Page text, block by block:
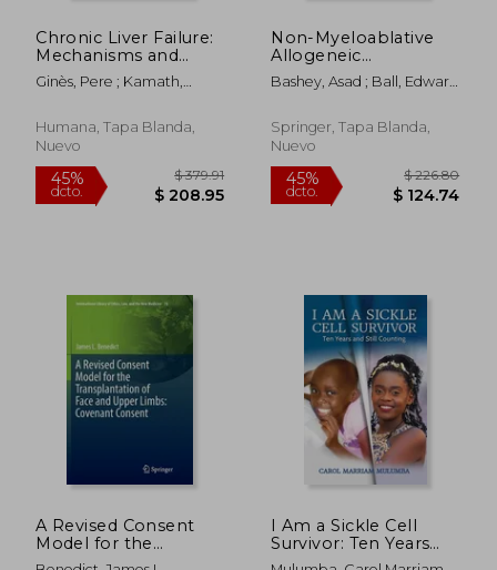
Chronic Liver Failure:
Mechanisms and
Management (en
Inglés)
Ginès, Pere ; Kamath,
Humana, Tapa Blanda,
Nuevo
45%
Non-Myeloablative
Allogeneic
Transplantation (en
Inglés)
Bashey, Asad ; Ball, Edward
Springer, Tapa Blanda,
Nuevo
45%
A Revised Consent
Model for the
Transplantation of
I Am a Sickle Cell
Survivor: Ten Years
and Still Counting (en